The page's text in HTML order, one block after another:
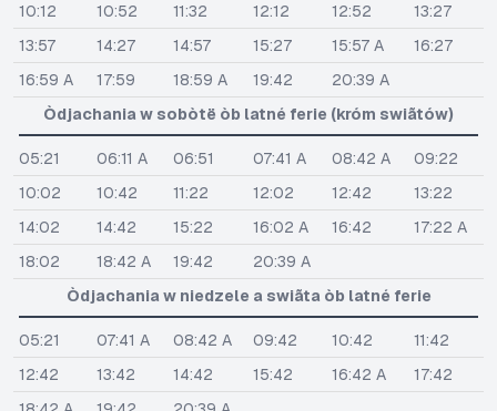
10:12
10:52 11:32 12:12 12:52
13:27
13:57
14:27 14:57 15:27 15:57 A
16:27
16:59 A
17:59 18:59 A 19:42
20:39 A
Òdjachania w sobòtë òb latné ferie (króm swiãtów)
05:21 06:11 A 06:51 07:41 A 08:42 A
09:22
10:02
10:42 11:22 12:02 12:42
13:22
14:02
14:42 15:22 16:02 A 16:42
17:22 A
18:02
18:42 A 19:42
20:39 A
Òdjachania w niedzele a swiãta òb latné ferie
05:21 07:41 A 08:42 A 09:42 10:42
11:42
12:42
13:42 14:42 15:42 16:42 A
17:42